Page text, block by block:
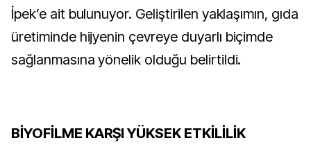
İpek’e ait bulunuyor. Geliştirilen yaklaşımın, gıda
üretiminde hijyenin çevreye duyarlı biçimde
sağlanmasına yönelik olduğu belirtildi.
BİYOFİLME KARŞI YÜKSEK ETKİLİLİK